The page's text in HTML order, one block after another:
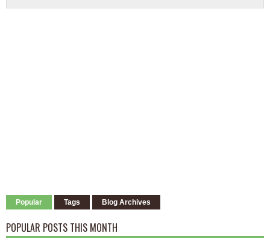
Popular Tags Blog Archives
POPULAR POSTS THIS MONTH